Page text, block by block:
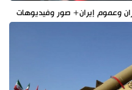
وعموم إيران+ صور وفيديوهات